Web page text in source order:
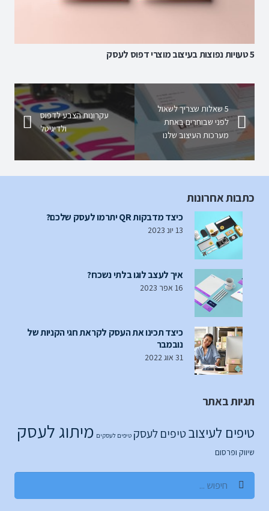
5 טעויות נפוצות בעיצוב מוצרי דפוס לעסק
עקרונות הצבע לדפוס
ולדיגיטל
5 שאלות שצריך לשאול
לפני שבוחרים באחת
מערכות העיצוב שלנו
כתבות אחרונות
כיצד מדבקות QR יתרמו לעסק שלכם?
13 יונ 2023
איך לעצב לוגו בלתי נשכח?
16 אפר 2023
כיצד תכינו את העסק לקראת חגי הקניות של
נובמבר
31 אוג 2022
תגיות באתר
טיפים לעיצובטיפים לעסק טיפים לעסקים מיתוג לעסק
שיווק ופרסום